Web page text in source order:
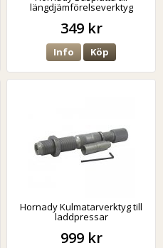
längdjämförelseverktyg
349 kr
Info Köp
Hornady Kulmatarverktyg till
laddpressar
999 kr